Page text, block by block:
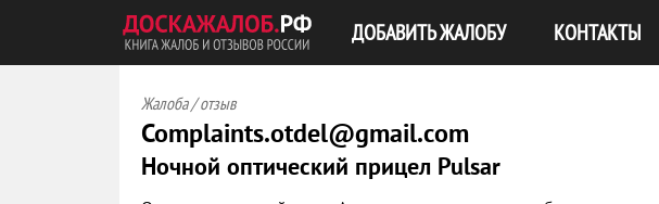
ДОБАВИТЬ ЖАЛОБУ КОНТАКТЫ
Жалоба / отзыв
Complaints.otdel@gmail.com
Ночной оптический прицел Pulsar